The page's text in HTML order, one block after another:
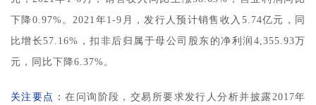
下降0.97%。2021年1-9月，发行人预计销售收入5.74亿元，同
比增长57.16%，扣非后归属于母公司股东的净利润4,355.93万
元，同比下降6.37%。
关注要点：在问询阶段，交易所要求发行人分析并披露2017年